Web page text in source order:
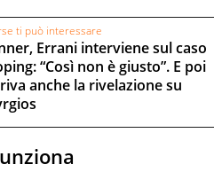
ti può interessare
Errani interviene sul caso
“Così non è giusto”. E poi
anche la rivelazione su